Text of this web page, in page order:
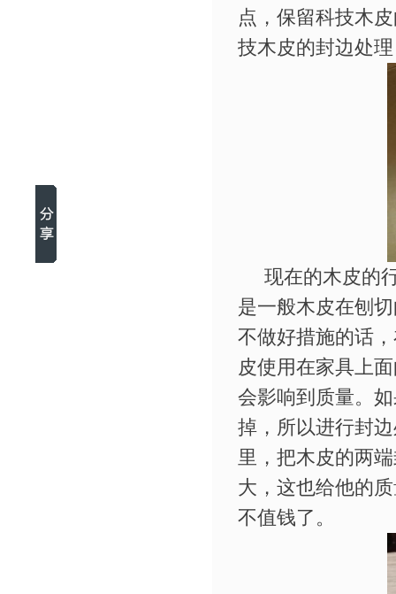
点，保留科技木
技木皮的封边处
现在的木皮的行
是一般木皮在刨
不做好措施的话
皮使用在家具上
会影响到质量。
掉，所以进行封
里，把木皮的两
大，这也给他的
不值钱了。